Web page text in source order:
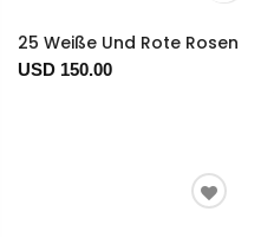
25 Weiße Und Rote Rosen
USD 150.00